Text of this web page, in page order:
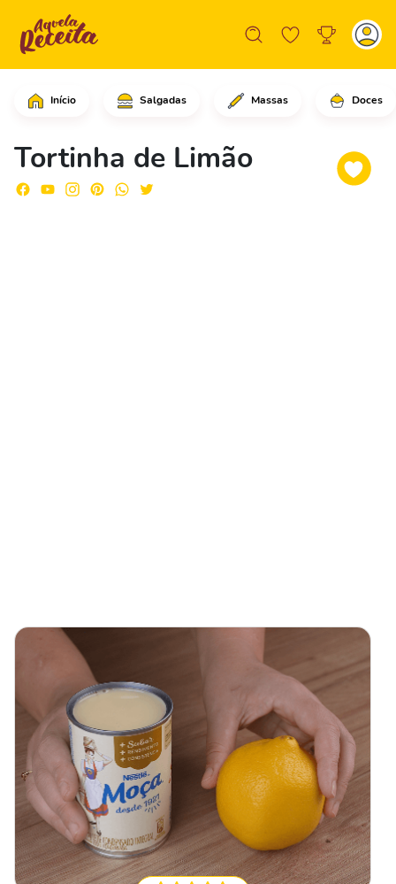
Início Salgadas Massas Doces
Tortinha de Limão
Comece adicionando o leite